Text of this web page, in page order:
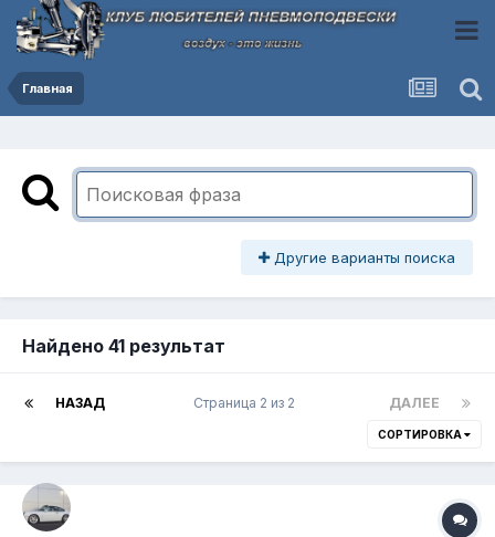
Главная
Другие варианты поиска
Найдено 41 результат
НАЗАД ДАЛЕЕ
Страница 2 из 2
СОРТИРОВКА